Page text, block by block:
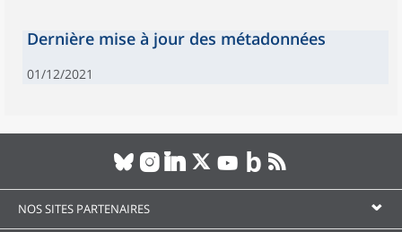
Dernière mise à jour des métadonnées
01/12/2021
NOS SITES PARTENAIRES